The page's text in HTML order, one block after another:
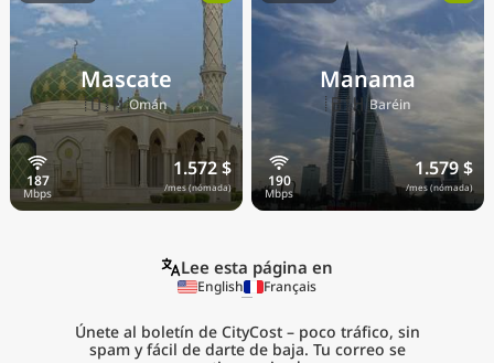
Mascate
🇴🇲Omán
1.572 $
/mes (nómada)
Manama
🇧🇭Baréin
1.579 $
/mes (nómada)
Lee esta página en
English Français
Únete al boletín de CityCost – poco tráfico, sin
spam y fácil de darte de baja. Tu correo se